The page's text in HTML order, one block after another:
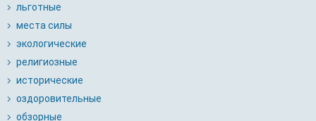
льготные
места силы
экологические
религиозные
исторические
оздоровительные
обзорные